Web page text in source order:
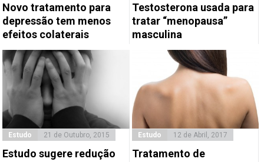
Novo tratamento para
depressão tem menos
efeitos colaterais
Testosterona usada para
tratar “menopausa”
masculina
Estudo 21 de Outubro, 2015
Estudo sugere redução
Estudo 12 de Abril, 2017
Tratamento de